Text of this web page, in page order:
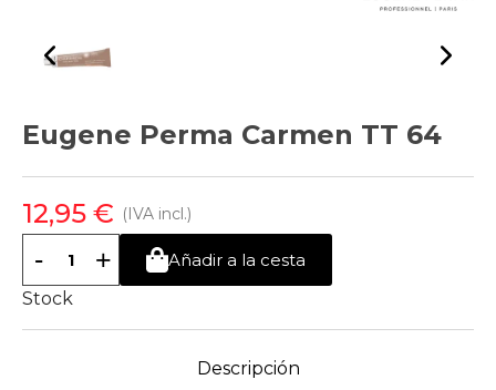
Eugene Perma Carmen TT 64
12,95 € (IVA incl.)
- +
Añadir a la cesta
Stock
Descripción